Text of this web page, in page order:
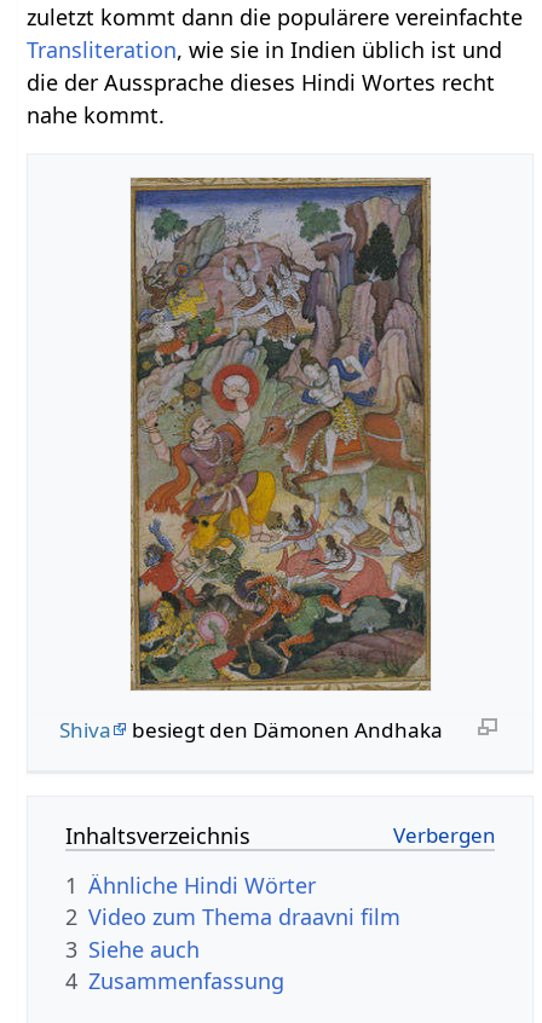
zuletzt kommt dann die populärere vereinfachte
Transliteration, wie sie in Indien üblich ist und
die der Aussprache dieses Hindi Wortes recht
nahe kommt.
Shiva besiegt den Dämonen Andhaka
Inhaltsverzeichnis
1 Ähnliche Hindi Wörter
2 Video zum Thema draavni film
3 Siehe auch
4 Zusammenfassung